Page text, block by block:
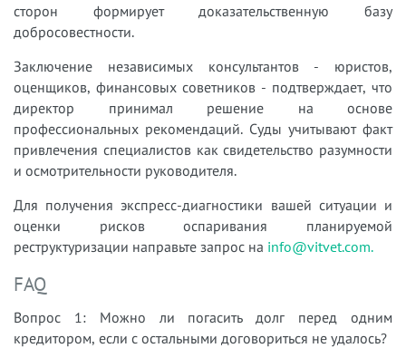
сторон формирует доказательственную базу
добросовестности.
Заключение независимых консультантов - юристов,
оценщиков, финансовых советников - подтверждает, что
директор принимал решение на основе
профессиональных рекомендаций. Суды учитывают факт
привлечения специалистов как свидетельство разумности
и осмотрительности руководителя.
Для получения экспресс-диагностики вашей ситуации и
оценки рисков оспаривания планируемой
реструктуризации направьте запрос на info@vitvet.com.
FAQ
Вопрос 1: Можно ли погасить долг перед одним
кредитором, если с остальными договориться не удалось?